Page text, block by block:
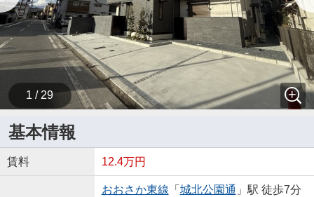
1 / 29
基本情報
賃料 12.4万円
おおさか東線 「 城北公園通 」駅 徒歩7分